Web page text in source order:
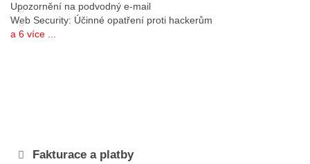
Upozornění na podvodný e-mail
Web Security: Účinné opatření proti hackerům
a 6 více ...
Fakturace a platby